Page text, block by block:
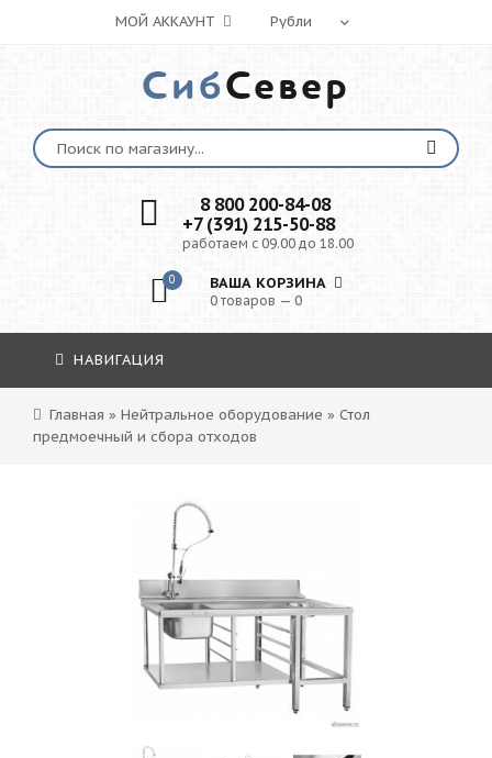
МОЙ АККАУНТ
СибСевер
8 800 200-84-08
+7 (391) 215-50-88
работаем с 09.00 до 18.00
0 ВАША КОРЗИНА
0 товаров — 0
НАВИГАЦИЯ
Главная » Нейтральное оборудование » Стол
предмоечный и сбора отходов